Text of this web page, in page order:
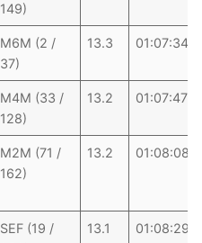
149)
M6M (2 /
37)
13.3 01:07:34
M4M (33 /
128)
13.2 01:07:47
M2M (71 /
162)
13.2 01:08:08
SEF (19 /
13.1 01:08:29